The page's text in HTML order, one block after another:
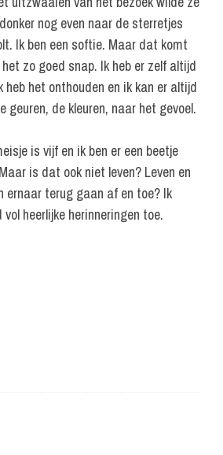
nog even naar de sterretjes
Ik ben een softie. Maar dat komt
zo goed snap. Ik heb er zelf altijd
heb het onthouden en ik kan er altijd
de kleuren, naar het gevoel.
is vijf en ik ben er een beetje
is dat ook niet leven? Leven en
ernaar terug gaan af en toe? Ik
heerlijke herinneringen toe.